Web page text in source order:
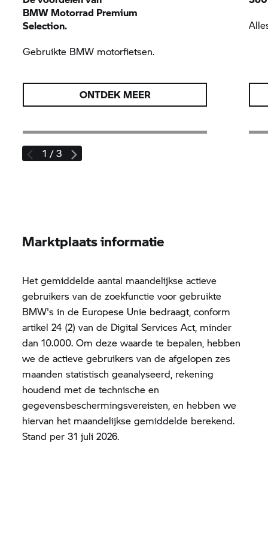
BMW Motorrad Premium
Selection.
Gebruikte BMW motorfietsen.
ONTDEKMEER
1 / 3
Marktplaats informatie
Het gemiddelde aantal maandelijkse actieve
gebruikers van de zoekfunctie voor gebruikte
BMW's in de Europese Unie bedraagt, conform
artikel 24 (2) van de Digital Services Act, minder
dan 10.000. Om deze waarde te bepalen, hebben
we de actieve gebruikers van de afgelopen zes
maanden statistisch geanalyseerd, rekening
houdend met de technische en
gegevensbeschermingsvereisten, en hebben we
hiervan het maandelijkse gemiddelde berekend.
Stand per 31 juli 2026.